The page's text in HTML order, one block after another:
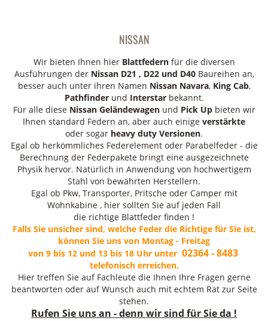
NISSAN
Wir bieten Ihnen hier Blattfedernfür die diversen
Ausführungen der Nissan D21 , D22 und D40 Baureihen an,
besser auch unter ihren Namen Nissan Navara, King Cab,
Pathfinderund Interstarbekannt.
Für alle diese Nissan Geländewagen und Pick Upbieten wir
Ihnen standard Federn an, aber auch einige verstärkte
oder sogar heavy duty Versionen.
Egal ob herkömmliches Federelement oder Parabelfeder - die
Berechnung der Federpakete bringt eine ausgezeichnete
Physik hervor. Natürlich in Anwendung von hochwertigem
Stahl von bewährten Herstellern.
Egal ob Pkw, Transporter, Pritsche oder Camper mit
Wohnkabine , hier sollten Sie auf jeden Fall
die richtige Blattfeder finden !
Falls Sie unsicher sind, welche Feder die Richtige für Sie ist,
können Sie uns von Montag - Freitag
von 9 bis 12 und 13 bis 18 Uhr unter 02364 - 8483
telefonisch erreichen.
Hier treffen Sie auf Fachleute die Ihnen Ihre Fragen gerne
beantworten oder auf Wunsch auch mit echtem Rat zur Seite
stehen.
Rufen Sie uns an - denn wir sind für Sie da !